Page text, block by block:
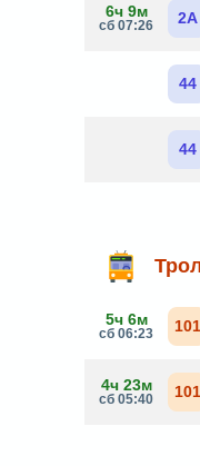
6ч 9м
сб 07:26 2А
44
44
5ч 6м
сб 06:23 101
4ч 23м
сб 05:40 101